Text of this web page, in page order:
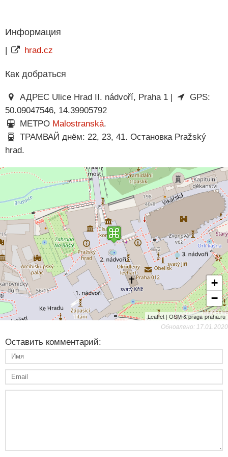
Информация
| hrad.cz
Как добраться
АДРЕС Ulice Hrad II. nádvoří, Praha 1 |
GPS:
50.09047546, 14.39905792
МЕТРО Malostranská.
ТРАМВАЙ днём: 22, 23, 41. Остановка Pražský
hrad.
+
−
Leaflet | OSM & praga-praha.ru
Обновлено: 17.01.2020
Оставить комментарий: